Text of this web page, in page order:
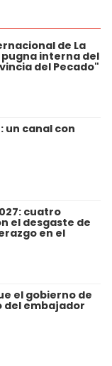
de La
interna del
del Pecado"
un canal con
cuatro
el desgaste de
en el
el gobierno de
del embajador